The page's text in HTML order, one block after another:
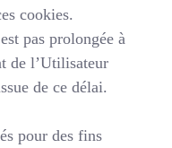
cookies.
pas prolongée à
de l’Utilisateur
de ce délai.
pour des fins